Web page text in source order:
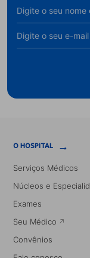
O HOSPITAL →
Serviços Médicos
Núcleos e
Exames
Seu Médico
Convênios